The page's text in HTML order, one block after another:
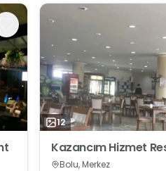
12
Kazancım Hizmet
Bolu, Merkez